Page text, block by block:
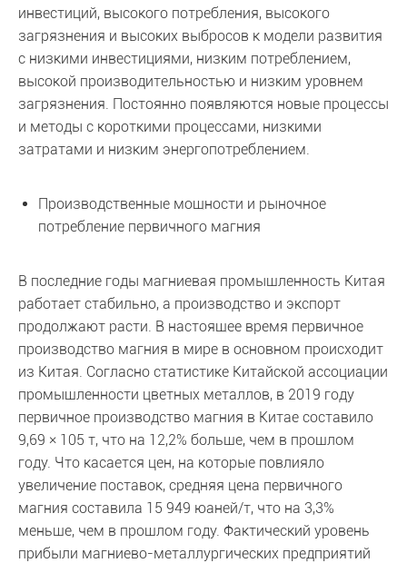
инвестиций, высокого потребления, высокого
загрязнения и высоких выбросов к модели развития
с низкими инвестициями, низким потреблением,
высокой производительностью и низким уровнем
загрязнения. Постоянно появляются новые процессы
и методы с короткими процессами, низкими
затратами и низким энергопотреблением.
Производственные мощности и рыночное
потребление первичного магния
В последние годы магниевая промышленность Китая
работает стабильно, а производство и экспорт
продолжают расти. В настоящее время первичное
производство магния в мире в основном происходит
из Китая. Согласно статистике Китайской ассоциации
промышленности цветных металлов, в 2019 году
первичное производство магния в Китае составило
9,69 × 105 т, что на 12,2% больше, чем в прошлом
году. Что касается цен, на которые повлияло
увеличение поставок, средняя цена первичного
магния составила 15 949 юаней/т, что на 3,3%
меньше, чем в прошлом году. Фактический уровень
прибыли магниево-металлургических предприятий